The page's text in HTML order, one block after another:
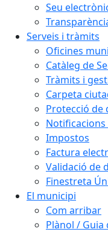
Seu
Serveis i tràmits
Oficines
Catàleg de
Tràmits i
Carpeta
Protecció de
Impostos
Factura
Validació de
Finestreta
El municipi
Com arribar
Plànol / Guia